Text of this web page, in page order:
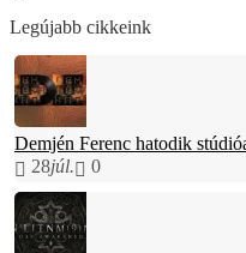
Legújabb cikkeink
Demjén Ferenc hatodik
28júl. 0